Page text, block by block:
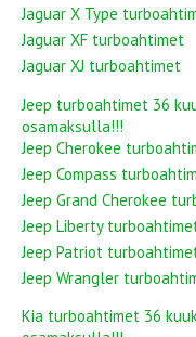
Jaguar X Type
Jaguar XF turboahtimet
Jaguar XJ turboahtimet
Jeep turboahtimet 36
osamaksulla!!!
Jeep Cherokee
Jeep Compass
Jeep Grand Cherokee
Jeep Liberty
Jeep Patriot
Jeep Wrangler
Kia turboahtimet 36